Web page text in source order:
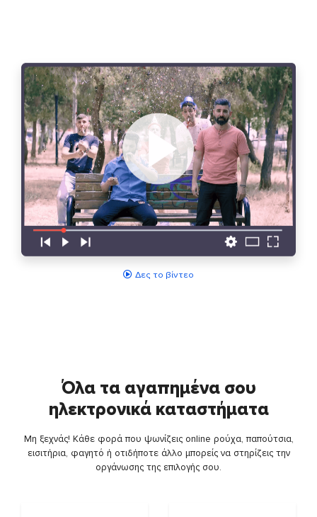
Δες το βίντεο
Όλα τα αγαπημένα σου
ηλεκτρονικά καταστήματα
Μη ξεχνάς! Κάθε φορά που ψωνίζεις online ρούχα, παπούτσια,
εισιτήρια, φαγητό ή οτιδήποτε άλλο μπορείς να στηρίζεις την
οργάνωσης της επιλογής σου.